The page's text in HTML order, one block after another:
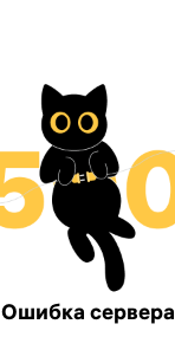
Ошибка сервера